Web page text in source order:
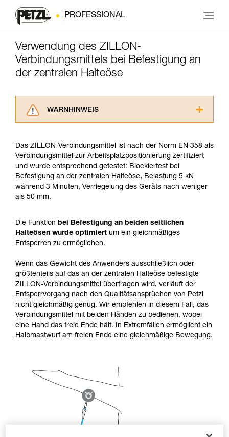
PROFESSIONAL
Verwendung des ZILLON-
Verbindungsmittels bei Befestigung an
der zentralen Halteöse
WARNHINWEIS
aufmerksam durch, bevor Sie diesen zu Rate
ziehen. Um diese Zusatzinformationen
verstehen zu können, müssen Sie zuerst die in
der Gebrauchsanweisung enthaltenen
Informationen richtig verstanden haben.
Die Beherrschung dieser Techniken setzt eine
Training voraus. Prüfen Sie zusammen mit
einem Profi, ob Sie in der Lage sind, den
Vorgang alleine sicher zu wiederholen, bevor
Wir geben Beispiele für die mit Ihrer Aktivität
verbundenen Techniken. Möglicherweise gibt es
noch andere Techniken, die hier nicht
beschrieben werden.
Das ZILLON-Verbindungsmittel ist nach der Norm EN 358 als
Verbindungsmittel zur Arbeitsplatzpositionierung zertifiziert
und wurde entsprechend getestet: Blockiertest bei
Befestigung an der zentralen Halteöse, Belastung 5 kN
während 3 Minuten, Verriegelung des Geräts nach weniger
als 50 mm.
Die Funktion bei Befestigung an beiden seitlichen
Halteösen wurde optimiert um ein gleichmäßiges
Entsperren zu ermöglichen.
Wenn das Gewicht des Anwenders ausschließlich oder
größtenteils auf das an der zentralen Halteöse befestigte
ZILLON-Verbindungsmittel übertragen wird, verläuft der
Entsperrvorgang nach den Qualitätsansprüchen von Petzl
nicht gleichmäßig genug. Wir empfehlen in diesem Fall, das
Verbindungsmittel mit beiden Händen zu bedienen, wobei
eine Hand das freie Ende hält. In Extremfällen ermöglicht ein
Halbmastwurf am freien Ende eine gleichmäßige Bewegung.